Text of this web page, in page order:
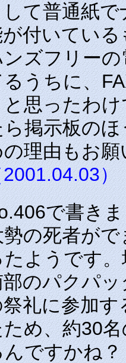
て普通紙
付いてい
ズフリー
うちに、
思ったわ
掲示板の
理由もお
）
で書き
の死者が
ようです
のパクパ
礼に参加
め、約30
ですかね？